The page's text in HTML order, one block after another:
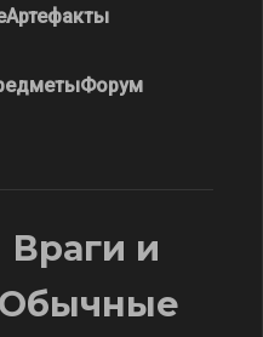
Артефакты
Форум
Враги и
Обычные